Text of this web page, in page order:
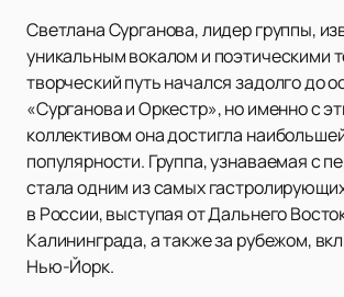
Светлана Сурганова, лидер группы,
уникальным вокалом и поэтическими
творческий путь начался задолго до
«Сурганова и Оркестр», но именно с
коллективом она достигла
популярности. Группа, узнаваемая с
стала одним из самых
в России, выступая от Дальнего
Калининграда, а также за рубежом,
Нью-Йорк.